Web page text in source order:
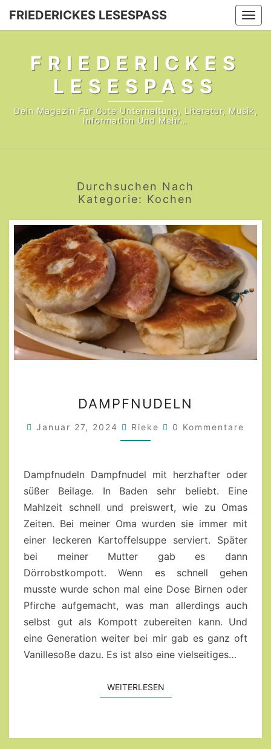
FRIEDERICKES LESESPASS
FRIEDERICKES
LESESPASS
Dein Magazin Für Gute Unterhaltung, Literatur, Musik,
Information Und Mehr…
Durchsuchen Nach
Kategorie: Kochen
DAMPFNUDELN
Januar 27, 2024 Rieke Kommentare
0 Kommentare
Dampfnudeln Dampfnudel mit herzhafter oder
süßer Beilage. In Baden sehr beliebt. Eine
Mahlzeit schnell und preiswert, wie zu Omas
Zeiten. Bei meiner Oma wurden sie immer mit
einer leckeren Kartoffelsuppe serviert. Später
bei meiner Mutter gab es dann
Dörrobstkompott. Wenn es schnell gehen
musste wurde schon mal eine Dose Birnen oder
Pfirche aufgemacht, was man allerdings auch
selbst gut als Kompott zubereiten kann. Und
eine Generation weiter bei mir gab es ganz oft
Vanillesoße dazu. Es ist also eine vielseitiges…
WEITERLESENWEITERLESEN